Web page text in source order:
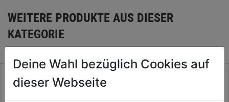
WEITERE PRODUKTE AUS DIESER
KATEGORIE
Deine Wahl bezüglich Cookies auf
dieser Webseite